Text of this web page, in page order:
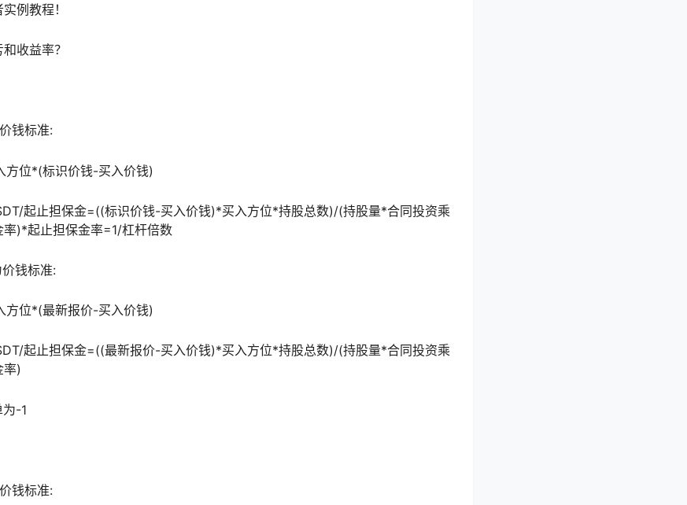
例教程！
收益率？
钱标准:
方位*(标识价钱-买入价钱)
起止担保金=((标识价钱-买入价钱)*买入方位*持股总数)/(持股量*合同投资乘
)*起止担保金率=1/杠杆倍数
钱标准:
方位*(最新报价-买入价钱)
起止担保金=((最新报价-买入价钱)*买入方位*持股总数)/(持股量*合同投资乘
)
-1
钱标准: